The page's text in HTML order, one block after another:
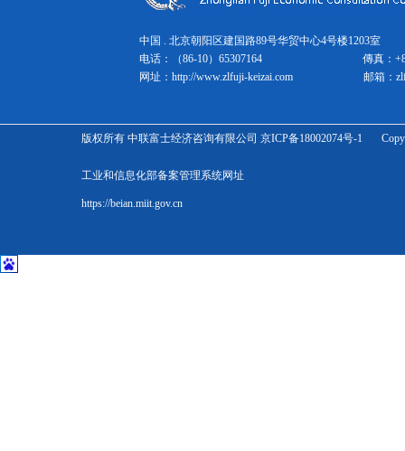
2024年灾害防备食品市场的现...
化妆品营销手册2025 年第 ...
功能性化妆品营销手册2024-...
2024版：下一代物流业务系统...
中国 . 北京朝阳区建国路89号华贸中心4号楼1203室
电话：（86-10）65307164
傳真：
网址： http://www.zlfuji-keizai.com 邮箱：
版权所有 中联富士经济咨询有限公司 京ICP备18002074号-1
工业和信息化部备案管理系统网址
https://beian.miit.gov.cn